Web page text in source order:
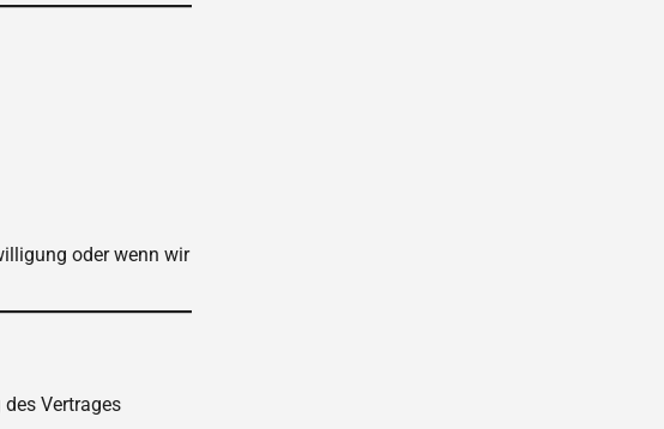
oder wenn wir
Vertrages